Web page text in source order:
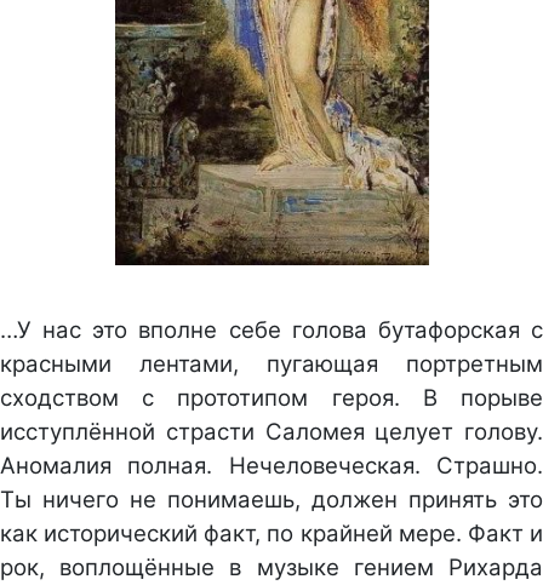
…У нас это вполне себе голова бутафорская с
красными лентами, пугающая портретным
сходством с прототипом героя. В порыве
исступлённой страсти Саломея целует голову.
Аномалия полная. Нечеловеческая. Страшно.
Ты ничего не понимаешь, должен принять это
как исторический факт, по крайней мере. Факт и
рок, воплощённые в музыке гением Рихарда